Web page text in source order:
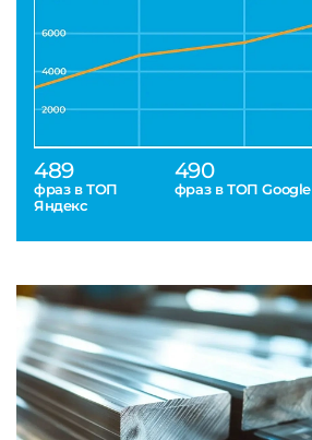
489
фраз в ТОП
Яндекс
490
фраз в ТОП Google